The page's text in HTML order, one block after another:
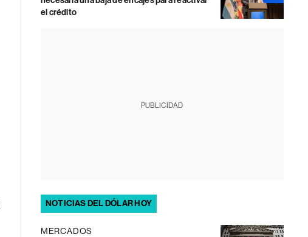
el crédito
PUBLICIDAD
NOTICIAS DEL DÓLAR HOY
MERCADOS